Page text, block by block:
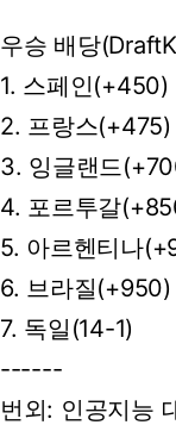
우승 배당
1. 스페인(+450)
2. 프랑스(+475)
3. 잉글랜드
4. 포르투갈
5. 아르헨티나
6. 브라질(+950)
7. 독일(14-1)
------
번외: 인공지능